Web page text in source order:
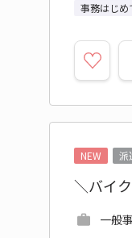
事務はじめ
NEW 派
＼バイ
一般